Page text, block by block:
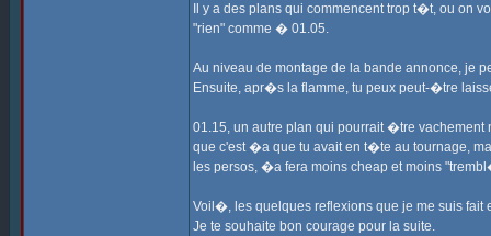
Il y a des plans qui commencent trop t�t, ou on
"rien" comme � 01.05.
Au niveau de montage de la bande annonce, je
Ensuite, apr�s la flamme, tu peux peut-�tre
01.15, un autre plan qui pourrait �tre vachement
que c'est �a que tu avait en t�te au tournage,
les persos, �a fera moins cheap et moins
Voil�, les quelques reflexions que je me suis fait
Je te souhaite bon courage pour la suite.